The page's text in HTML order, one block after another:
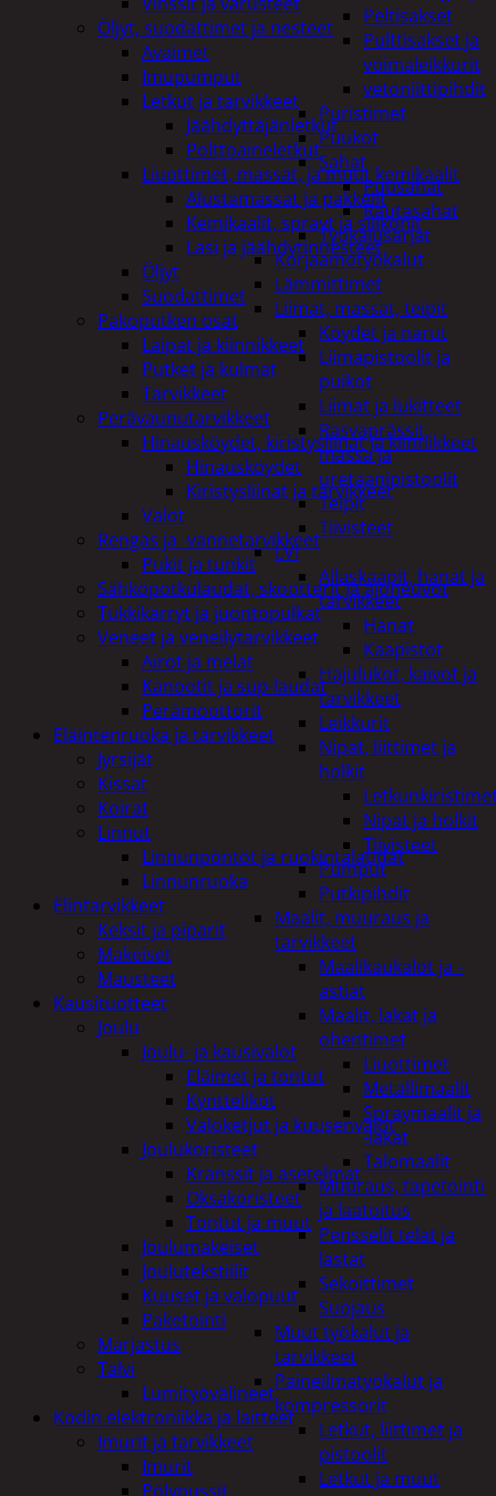
Peltisakset
Pulttisakset ja
voimaleikkurit
vetoniittipihdit
Puristimet
Puukot
Sahat
Puusahat
Rautasahat
Työkalusarjat
Korjaamotyökalut
Lämmittimet
Liimat, massat, teipit
Köydet ja narut
Liimapistoolit ja
puikot
Liimat ja lukitteet
Rasvaprässit,
massa ja
uretaanipistoolit
Teipit
Tiivisteet
LVI
Allaskaapit, hanat ja
tarvikkeet
Hanat
Kaapistot
Hajulukot, kaivot ja
tarvikkeet
Leikkurit
Nipat, liittimet ja
holkit
Nipat ja holkit
Tiivisteet
Pumput
Putkipihdit
Maalit, muuraus ja
tarvikkeet
Maalikaukalot ja -
astiat
Maalit, lakat ja
ohentimet
Liuottimet
Metallimaalit
Spraymaalit ja
-lakat
Talomaalit
Muuraus, tapetointi
ja laatoitus
Pensselit telat ja
lastat
Sekoittimet
Suojaus
Muut työkalut ja
tarvikkeet
Paineilmatyökalut ja
kompressorit
Letkut, liittimet ja
pistoolit
Letkut ja muut
Öljyt, suodattimet ja nesteet
Avaimet
Imupumput
Letkut ja tarvikkeet
Jäähdyttäjänletkut
Polttoaineletkut
Liuottimet, massat, ja muut kemikaalit
Alustamassat ja pakkelit
Kemikaalit, sprayt ja silikonit
Lasi ja jäähdytinnesteet
Öljyt
Suodattimet
Pakoputken osat
Laipat ja kiinnikkeet
Putket ja kulmat
Tarvikkeet
Perävaunutarvikkeet
Hinausköydet, kiristysliinat ja kiinnikkeet
Hinausköydet
Kiristysliinat ja tarvikkeet
Valot
Rengas ja -vannetarvikkeet
Pukit ja tunkit
Sähköpotkulaudat, skootterit ja ajoneuvot
Tukkikärryt ja juontopulkat
Veneet ja veneilytarvikkeet
Airot ja melat
Kanootit ja sup-laudat
Perämoottorit
Eläintenruoka ja tarvikkeet
Jyrsijät
Kissat
Koirat
Linnut
Linnunpöntöt ja ruokintalaudat
Linnunruoka
Elintarvikkeet
Keksit ja piparit
Makeiset
Mausteet
Kausituotteet
Joulu
Joulu- ja kausivalot
Eläimet ja tontut
Kyntteliköt
Valoketjut ja kuusenvalot
Joulukoristeet
Kranssit ja asetelmat
Oksakoristeet
Tontut ja muut
Joulumakeiset
Joulutekstiilit
Kuuset ja valopuut
Paketointi
Marjastus
Talvi
Lumityövälineet
Kodin elektroniikka ja laitteet
Imurit ja tarvikkeet
Imurit
Pölypussit